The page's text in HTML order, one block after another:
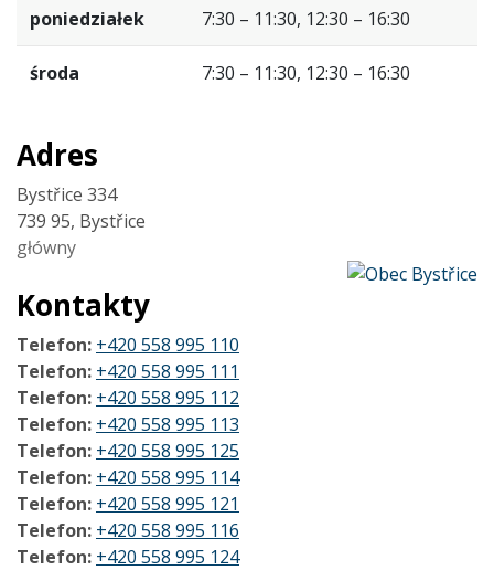
poniedziałek 7:30 – 11:30, 12:30 – 16:30
środa 7:30 – 11:30, 12:30 – 16:30
Adres
Bystřice 334
739 95, Bystřice
główny
Kontakty
Telefon: +420 558 995 110
Telefon: +420 558 995 111
Telefon: +420 558 995 112
Telefon: +420 558 995 113
Telefon: +420 558 995 125
Telefon: +420 558 995 114
Telefon: +420 558 995 121
Telefon: +420 558 995 116
Telefon: +420 558 995 124